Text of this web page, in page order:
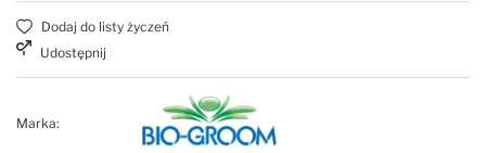
Dodaj do listy życzeń
Udostępnij
Marka: